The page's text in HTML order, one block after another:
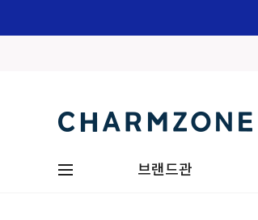
브랜드관